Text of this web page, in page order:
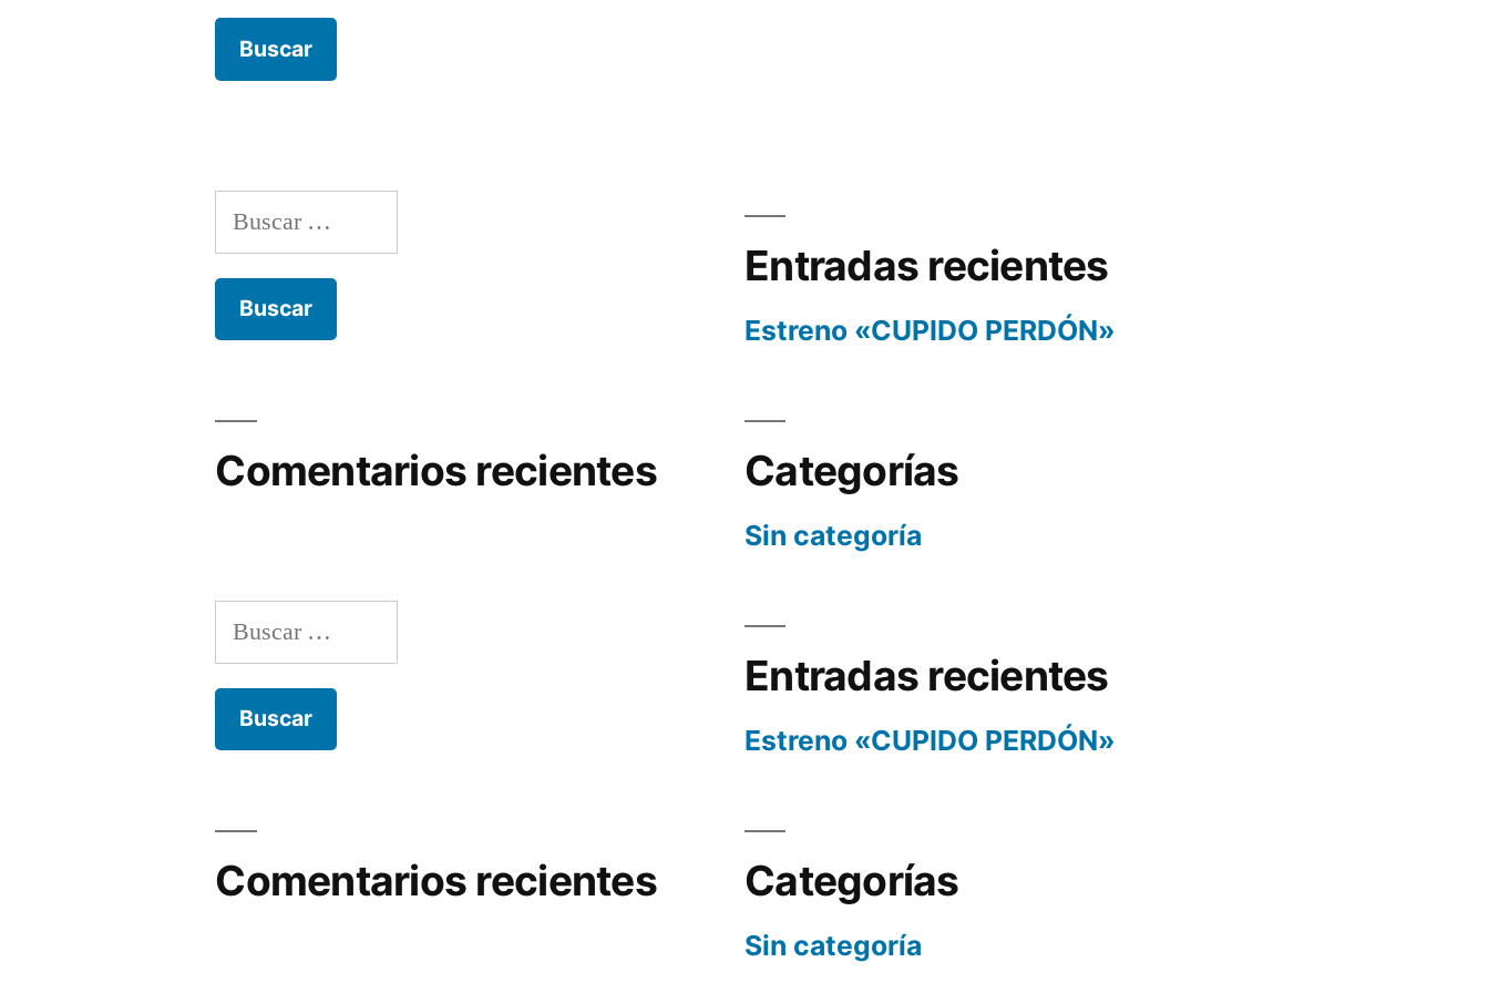
Buscar:
Entradas recientes
Estreno «CUPIDO PERDÓN»
Comentarios recientes Categorías
Sin categoría
Buscar:
Entradas recientes
Estreno «CUPIDO PERDÓN»
Comentarios recientes Categorías
Sin categoría